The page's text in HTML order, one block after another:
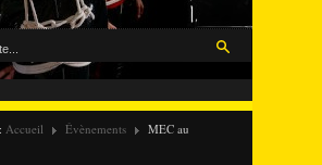
Accueil Évènements
MEC au